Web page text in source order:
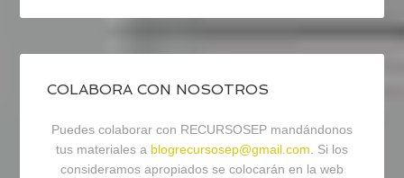
COLABORA CON NOSOTROS
Puedes colaborar con RECURSOSEP mandándonos
tus materiales a blogrecursosep@gmail.com. Si los
consideramos apropiados se colocarán en la web